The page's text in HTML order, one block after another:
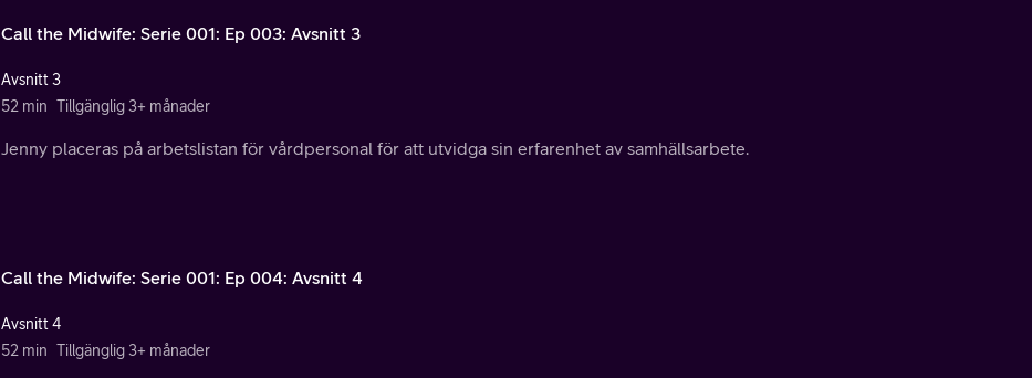
Call the Midwife: Serie 001: Ep 003: Avsnitt 3
Avsnitt 3
52 min Tillgänglig 3+ månader
Jenny placeras på arbetslistan för vårdpersonal för att utvidga sin erfarenhet av samhällsarbete.
Call the Midwife: Serie 001: Ep 004: Avsnitt 4
Avsnitt 4
52 min Tillgänglig 3+ månader